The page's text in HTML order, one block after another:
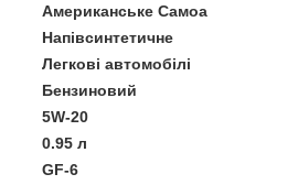
Американське Самоа
Напівсинтетичне
Легкові автомобілі
Бензиновий
5W-20
0.95 л
GF-6